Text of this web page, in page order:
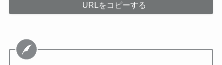
URLをコピーする